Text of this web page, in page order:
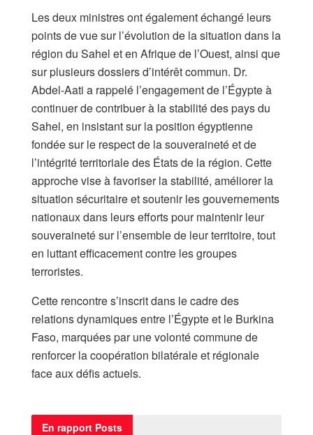
Les deux ministres ont également échangé leurs
points de vue sur l’évolution de la situation dans la
région du Sahel et en Afrique de l’Ouest, ainsi que
sur plusieurs dossiers d’intérêt commun. Dr.
Abdel-Aati a rappelé l’engagement de l’Égypte à
continuer de contribuer à la stabilité des pays du
Sahel, en insistant sur la position égyptienne
fondée sur le respect de la souveraineté et de
l’intégrité territoriale des États de la région. Cette
approche vise à favoriser la stabilité, améliorer la
situation sécuritaire et soutenir les gouvernements
nationaux dans leurs efforts pour maintenir leur
souveraineté sur l’ensemble de leur territoire, tout
en luttant efficacement contre les groupes
terroristes.
Cette rencontre s’inscrit dans le cadre des
relations dynamiques entre l’Égypte et le Burkina
Faso, marquées par une volonté commune de
renforcer la coopération bilatérale et régionale
face aux défis actuels.
En rapport Posts